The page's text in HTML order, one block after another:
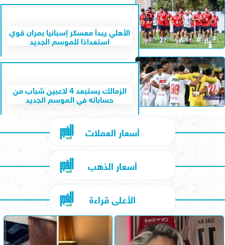
الأهلي يبدأ معسكر إسبانيا بمران قوي
استعدادًا للموسم الجديد
الزمالك يستبعد 4 لاعبين شباب من
حساباته في الموسم الجديد
أسعار العملات
أسعار الذهب
الأعلى قراءة